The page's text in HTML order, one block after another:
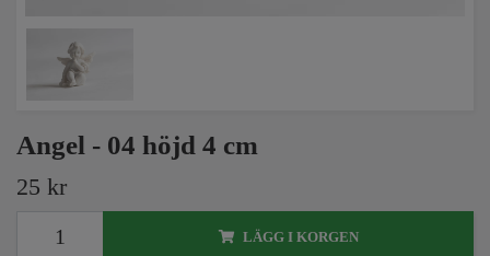
Angel - 04 höjd 4 cm
25 kr
LÄGG I KORGEN